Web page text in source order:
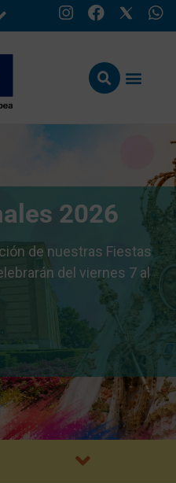
2026
de nuestras Fiestas
del viernes 7 al